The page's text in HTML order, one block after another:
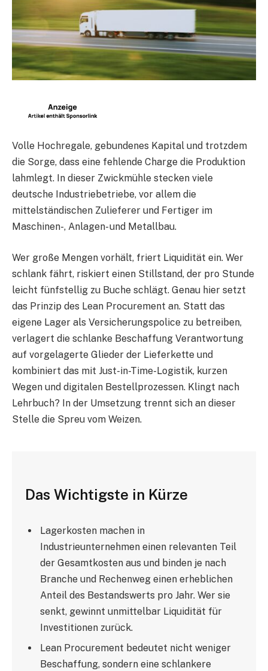
Volle Hochregale, gebundenes Kapital und trotzdem
die Sorge, dass eine fehlende Charge die Produktion
lahmlegt. In dieser Zwickmühle stecken viele
deutsche Industriebetriebe, vor allem die
mittelständischen Zulieferer und Fertiger im
Maschinen-, Anlagen- und Metallbau.
Wer große Mengen vorhält, friert Liquidität ein. Wer
schlank fährt, riskiert einen Stillstand, der pro Stunde
leicht fünfstellig zu Buche schlägt. Genau hier setzt
das Prinzip des Lean Procurement an. Statt das
eigene Lager als Versicherungspolice zu betreiben,
verlagert die schlanke Beschaffung Verantwortung
auf vorgelagerte Glieder der Lieferkette und
kombiniert das mit Just-in-Time-Logistik, kurzen
Wegen und digitalen Bestellprozessen. Klingt nach
Lehrbuch? In der Umsetzung trennt sich an dieser
Stelle die Spreu vom Weizen.
Das Wichtigste in Kürze
Lagerkosten machen in
Industrieunternehmen einen relevanten Teil
der Gesamtkosten aus und binden je nach
Branche und Rechenweg einen erheblichen
Anteil des Bestandswerts pro Jahr. Wer sie
senkt, gewinnt unmittelbar Liquidität für
Investitionen zurück.
Lean Procurement bedeutet nicht weniger
Beschaffung, sondern eine schlankere